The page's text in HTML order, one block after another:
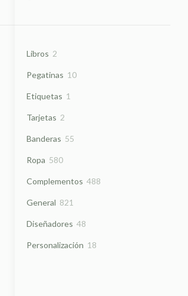
Libros 2
Pegatinas 1010
Etiquetas 1
Tarjetas 2
Banderas 55
Ropa 580580
Complementos 488
General 821
Diseñadores 48
Personalización 18